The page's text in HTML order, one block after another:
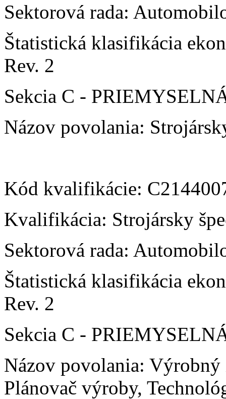
Sektorová rada:
Štatistická klasifikácia
Rev. 2
Sekcia C -
Názov povolania:
Kód kvalifikácie:
Kvalifikácia: Strojársky
Sektorová rada:
Štatistická klasifikácia
Rev. 2
Sekcia C -
Názov povolania:
Plánovač výroby,